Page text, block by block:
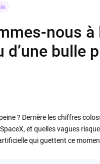
nous à
d’une bulle
? Derrière les chiffres
et quelles vagues
qui guettent ce